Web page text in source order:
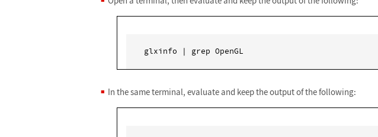
glxinfo | grep OpenGL
In the same terminal, evaluate and keep the output of the following: